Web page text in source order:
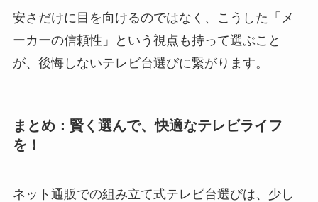
安さだけに目を向けるのではなく、こうした「メ
ーカーの信頼性」という視点も持って選ぶこと
が、後悔しないテレビ台選びに繋がります。
まとめ：賢く選んで、快適なテレビライフ
を！
ネット通販での組み立て式テレビ台選びは、少し